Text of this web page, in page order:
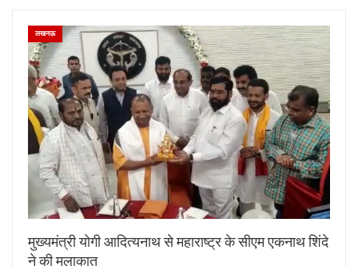
लखनऊ
मुख्यमंत्री योगी आदित्यनाथ से महाराष्ट्र के सीएम एकनाथ शिंदे
ने की मुलाकात